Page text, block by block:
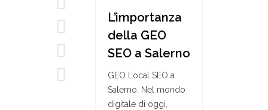
L’importanza
della GEO
SEO a Salerno
GEO Local SEO a
Salerno. Nel mondo
digitale di oggi,